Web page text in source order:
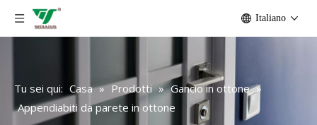
Italiano
Tu sei qui: Casa » Prodotti » Gancio in ottone »
Appendiabiti da parete in ottone